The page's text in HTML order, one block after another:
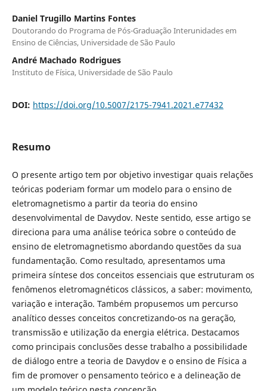
Daniel Trugillo Martins Fontes
Doutorando do Programa de Pós-Graduação Interunidades em
Ensino de Ciências, Universidade de São Paulo
André Machado Rodrigues
Instituto de Física, Universidade de São Paulo
DOI: https://doi.org/10.5007/2175-7941.2021.e77432
Resumo
O presente artigo tem por objetivo investigar quais relações
teóricas poderiam formar um modelo para o ensino de
eletromagnetismo a partir da teoria do ensino
desenvolvimental de Davydov. Neste sentido, esse artigo se
direciona para uma análise teórica sobre o conteúdo de
ensino de eletromagnetismo abordando questões da sua
fundamentação. Como resultado, apresentamos uma
primeira síntese dos conceitos essenciais que estruturam os
fenômenos eletromagnéticos clássicos, a saber: movimento,
variação e interação. Também propusemos um percurso
analítico desses conceitos concretizando-os na geração,
transmissão e utilização da energia elétrica. Destacamos
como principais conclusões desse trabalho a possibilidade
de diálogo entre a teoria de Davydov e o ensino de Física a
fim de promover o pensamento teórico e a delineação de